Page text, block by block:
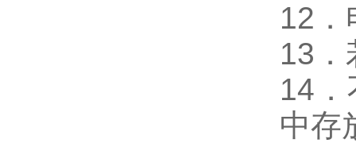
12．
13．
14
中存